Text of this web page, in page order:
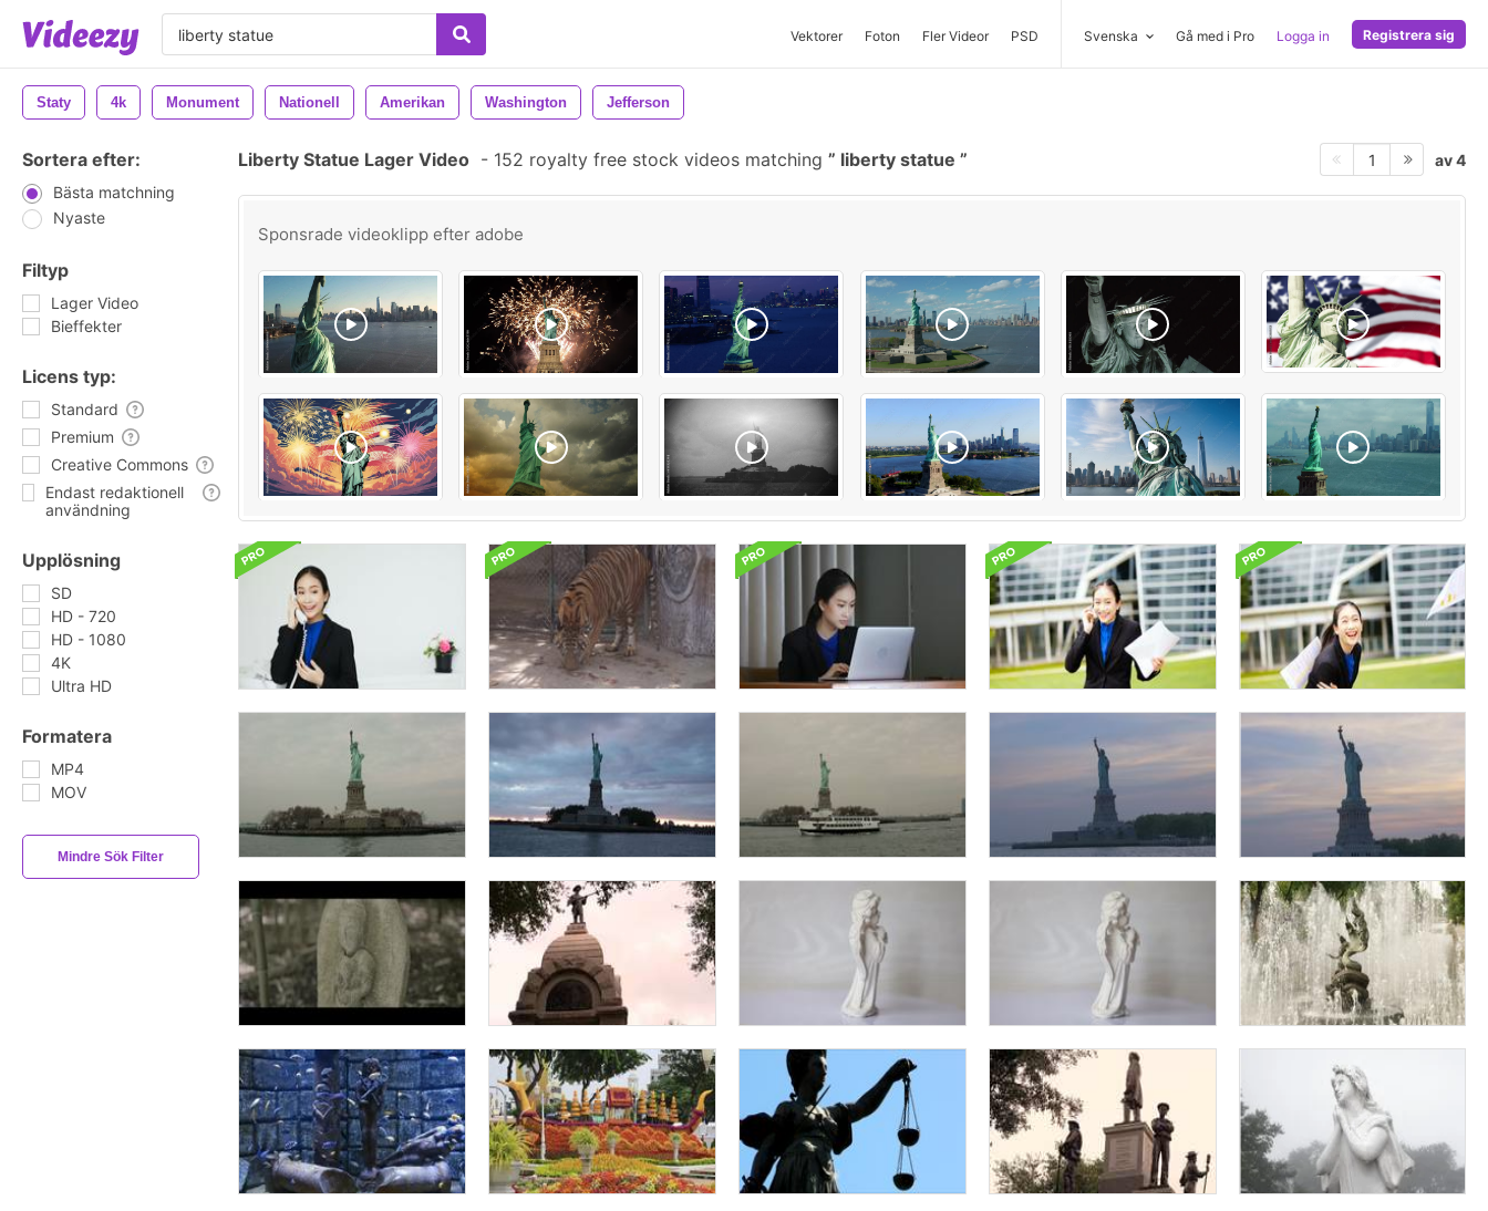
Vektorer Foton Fler Videor PSD Svenska Gå med i Pro Logga in Registrera sig
Staty 4k Monument Nationell Amerikan Washington Jefferson
Sortera efter:
Bästa matchning
Nyaste
Filtyp
Lager Video
Bieffekter
Licens typ:
Standard
Premium
Creative Commons
Endast redaktionell
användning
Upplösning
SD
HD - 720
HD - 1080
4K
Ultra HD
Formatera
MP4
MOV
Mindre Sök Filter
Liberty Statue Lager Video - 152 royalty free stock videos matching liberty statue 1 av 4
Sponsrade videoklipp efter adobe